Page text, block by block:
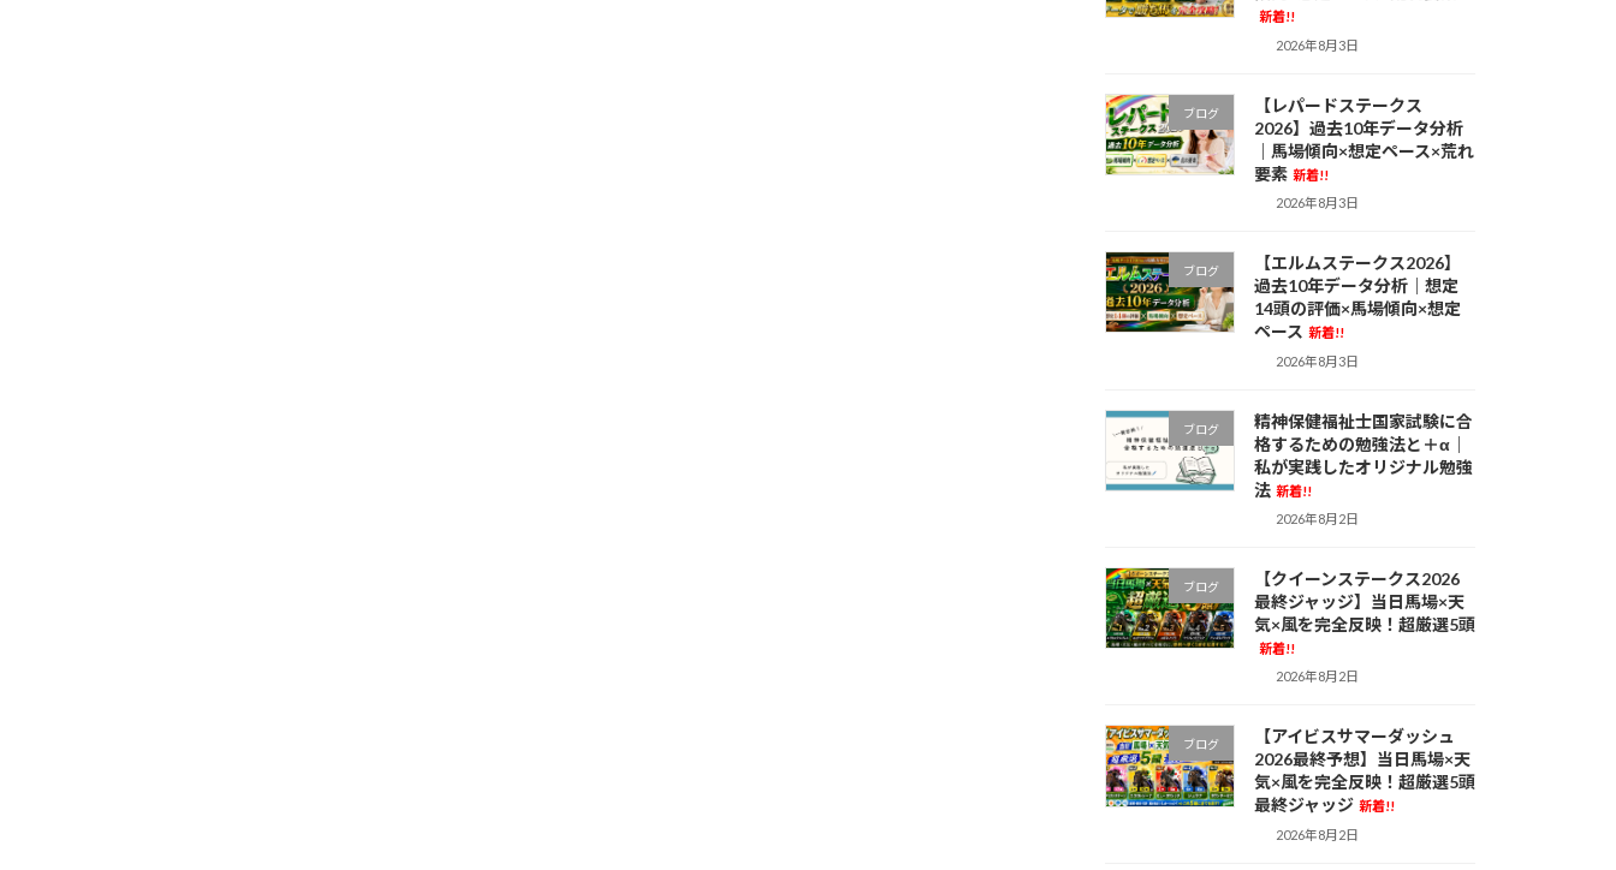
新着!!
2026年8月3日
ブログ
【レパードステークス
2026】過去10年データ分析
｜馬場傾向×想定ペース×荒れ
要素 新着!!
2026年8月3日
ブログ
【エルムステークス2026】
過去10年データ分析｜想定
14頭の評価×馬場傾向×想定
ペース 新着!!
2026年8月3日
ブログ
精神保健福祉士国家試験に合
格するための勉強法と＋α｜
私が実践したオリジナル勉強
法 新着!!
2026年8月2日
ブログ
【クイーンステークス2026
最終ジャッジ】当日馬場×天
気×風を完全反映！超厳選5頭
新着!!
2026年8月2日
ブログ
【アイビスサマーダッシュ
2026最終予想】当日馬場×天
気×風を完全反映！超厳選5頭
最終ジャッジ 新着!!
2026年8月2日